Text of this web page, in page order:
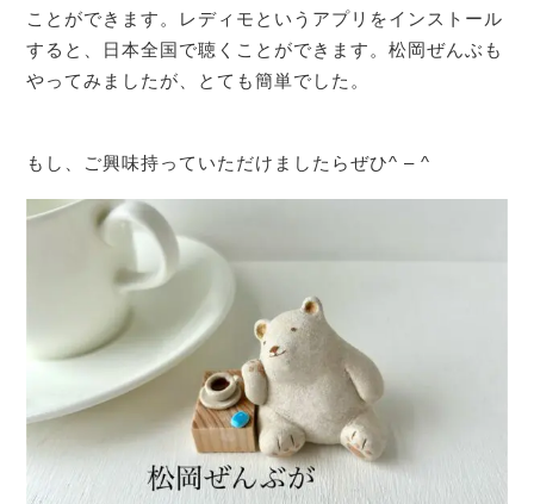
ことができます。レディモというアプリをインストール
すると、日本全国で聴くことができます。松岡ぜんぶも
やってみましたが、とても簡単でした。
もし、ご興味持っていただけましたらぜひ^ – ^